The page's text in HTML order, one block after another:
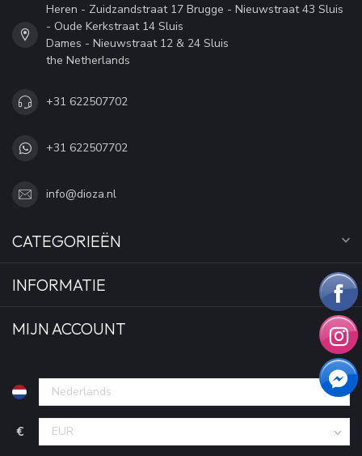
Heren - Zuidzandstraat 17 Brugge - Nieuwstraat 43 Sluis
- Oude Kerkstraat 14 Sluis
Dames - Nieuwstraat 12 & 24 Sluis
the Netherlands
+31 622507702
+31 622507702
info@dioza.nl
CATEGORIEËN
INFORMATIE
MIJN ACCOUNT
€